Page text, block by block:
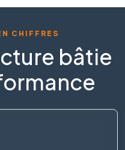
CHIFFRES
bâtie